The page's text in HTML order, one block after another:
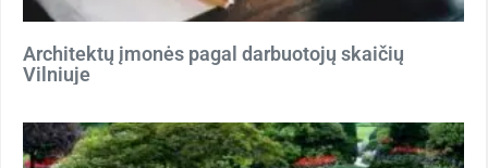
Architektų įmonės pagal darbuotojų skaičių
Vilniuje